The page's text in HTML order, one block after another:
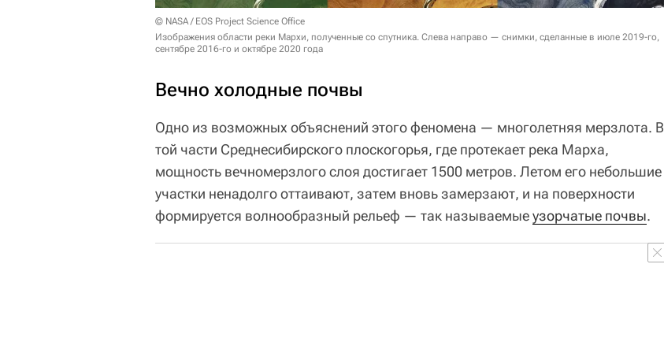
© NASA / EOS Project Science Office
Изображения области реки Мархи, полученные со спутника. Слева направо — снимки, сделанные в июле 2019-го,
сентябре 2016-го и октябре 2020 года
Вечно холодные почвы
Одно из возможных объяснений этого феномена — многолетняя мерзлота. В
той части Среднесибирского плоскогорья, где протекает река Марха,
мощность вечномерзлого слоя достигает 1500 метров. Летом его небольшие
участки ненадолго оттаивают, затем вновь замерзают, и на поверхности
формируется волнообразный рельеф — так называемыеузорчатые почвы.